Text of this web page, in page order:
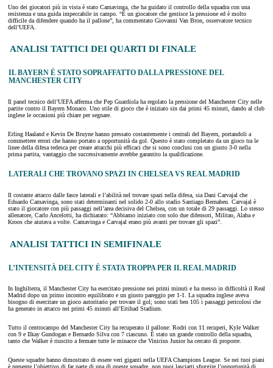
Uno dei giocatori più in vista è stato Camavinga, che ha guidato il controllo della squadra con una
resistenza e una guida impeccabile in campo. “È un giocatore che gestisce la pressione ed è molto
difficile da difendere quando ha il pallone”, ha commentato Giovanni Van Bron, osservatore tecnico
dell’UEFA.
ANALISI TATTICI DEI QUARTI DI FINALE
IL BAYERN È STATO SOPRAFFATTO DALLA PRESSIONE DEL
MANCHESTER CITY
Il panel tecnico dell’UEFA afferma che Pep Guardiola ha regolato la pressione del Manchester City nelle
partite contro il Bayern Monaco. Uno stile di gioco che è iniziato sin dai primi 45 minuti, dando al club
inglese le occasioni più chiare per segnare.
Erling Haaland e Kevin De Bruyne hanno pressato costantemente i centrali del Bayern, portandoli a
commettere errori che hanno portato a opportunità da gol. Questo è stato completato da un gioco tra le
linee della difesa tedesca per creare attacchi più efficaci che si sono conclusi con un giusto 3-0 nella
prima partita, vantaggio che successivamente avrebbe garantito la qualificazione.
LATERALI CHE TROVANO SPAZI IN CHELSEA VS REAL MADRID
Il costante attacco dalle fasce laterali e l’abilità nel trovare spazi nella difesa, sia Dani Carvajal che
Eduardo Camavinga, sono stati determinanti nel solido 2-0 allo stadio Santiago Bernabeu. Carvajal è
stato il giocatore con più passaggi nell’area decisiva del Chelsea, con un totale di 29 passaggi. Lo stesso
allenatore, Carlo Ancelotti, ha dichiarato: “Abbiamo iniziato con solo due difensori, Militao, Alaba e
Kroos che aiutava a volte. Camavinga e Carvajal erano più avanti per trovare gli spazi”.
ANALISI TATTICI IN SEMIFINALE
L’INTENSITÀ DEL CITY È STATA TROPPA PER IL REAL MADRID
In Inghilterra, il Manchester City ha esercitato pressione nei primi minuti e ha messo in difficoltà il Real
Madrid dopo un primo incontro equilibrato e un giusto pareggio per 1-1. La squadra inglese aveva
bisogno di esercitare un gioco autoritario per trovare il gol; sono stati ben 105 i passaggi pericolosi che
ha generato in attacco nei primi 45 minuti all’Eitihad Stadium.
Tutto il centrocampo del Manchester City ha recuperato il pallone: Rodri con 11 recuperi, Kyle Walker
con 9 e Ilkay Gundogan e Bernardo Silva con 7 ciascuno. È stato un grande controllo della squadra,
tanto che Walker è riuscito a fermare tutte le minacce che Vinicius Junior ha cercato di proporre.
Queste squadre hanno dimostrato di essere veri giganti nella UEFA Champions League. Se nei tuoi piani